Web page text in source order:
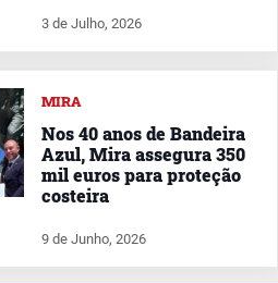
3 de Julho, 2026
MIRA
Nos 40 anos de Bandeira
Azul, Mira assegura 350
mil euros para proteção
costeira
9 de Junho, 2026